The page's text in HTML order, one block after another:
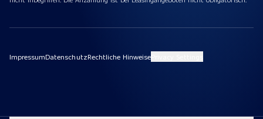
ImpressumDatenschutzRechtliche Hinweise